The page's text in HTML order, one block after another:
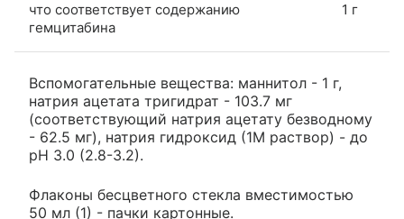
что соответствует содержанию
гемцитабина
1 г
Вспомогательные вещества: маннитол - 1 г,
натрия ацетата тригидрат - 103.7 мг
(соответствующий натрия ацетату безводному
- 62.5 мг), натрия гидроксид (1М раствор) - до
pH 3.0 (2.8-3.2).
Флаконы бесцветного стекла вместимостью
50 мл (1) - пачки картонные.